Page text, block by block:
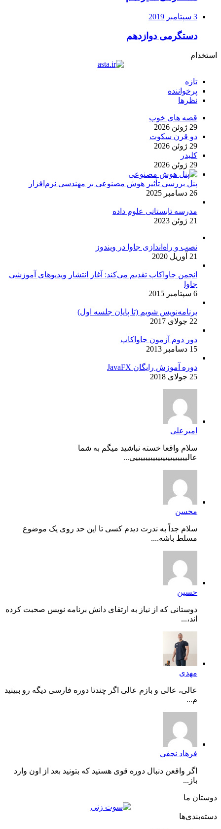
3 سپتامبر 2019
دستگرمی دوازدهم
استخدام
تازه
پرخواننده
نظرها
قصه های خوب
29 ژوئن 2026
دو قرن سکوت
29 ژوئن 2026
کلیدر
29 ژوئن 2026
پنل بررسی تأثیر هوش مصنوعی بر مهندسی نرم‌افزار
26 دسامبر 2025
مدرسه تابستانی علوم داده
21 ژوئن 2023
نصب و راه‌اندازی جاوا در ویندوز
21 آوریل 2020
انجمن جاواکاپ تقدیم می‌کند: آغاز انتشار ویدیوهای آموزشی
جاوا
6 سپتامبر 2015
برنامه‌نویس شویم (تا پایان جلسه اول)
22 جولای 2017
دور دوم آزمون جاواکاپ
15 دسامبر 2013
دوره آموزش رایگان JavaFX
25 جولای 2018
امیرعلی
سلام واقعا خسته نباشید میگم به شما
عالیییییییییییییییییییییی...
محسن
سلام جداً به ندرت دیدم کسی تا این حد روی یک موضوع
مسلط باشه....
حسین
دوستانی که از نیاز به ارتقای دانش برنامه نویس صحبت کرده
اند،...
مهدی
عالی، عالی و بازم عالی اگر چندتا دوره فارسی دیگه رو ببینید
م...
فرهاد نجفی
اگر واقعن دنبال دوره قوی هستید که بتونید بعد از اون وارد
باز...
دوستان ما
دسته‌بندی‌ها